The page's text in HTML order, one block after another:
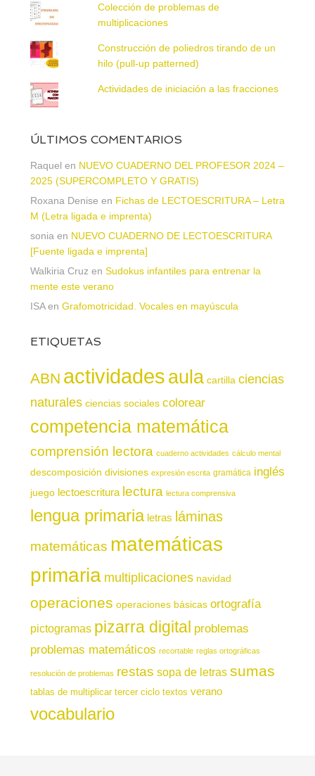
Colección de problemas de
multiplicaciones
Construcción de poliedros tirando de un
hilo (pull-up patterned)
Actividades de iniciación a las fracciones
ÚLTIMOS COMENTARIOS
Raquel en NUEVO CUADERNO DEL PROFESOR 2024 –
2025 (SUPERCOMPLETO Y GRATIS)
Roxana Denise en Fichas de LECTOESCRITURA – Letra
M (Letra ligada e imprenta)
sonia en NUEVO CUADERNO DE LECTOESCRITURA
[Fuente ligada e imprenta]
Walkiria Cruz en Sudokus infantiles para entrenar la
mente este verano
ISAen Grafomotricidad. Vocales en mayúscula
ETIQUETAS
ABN actividadesaula cartilla ciencias
naturales ciencias sociales colorear
competencia matemática
comprensión lectora cuaderno actividades cálculo mental
descomposición divisiones expresión escrita gramática inglés
juego lectoescritura lectura lectura comprensiva
lengua primaria letras láminas
matemáticas matemáticas
primaria multiplicaciones navidad
operaciones operaciones básicas ortografía
pictogramas pizarra digital problemas
problemas matemáticos recortable reglas ortográficas
resolución de problemas restas sopa de letras sumas
tablas de multiplicar tercer ciclo textos verano
vocabulario